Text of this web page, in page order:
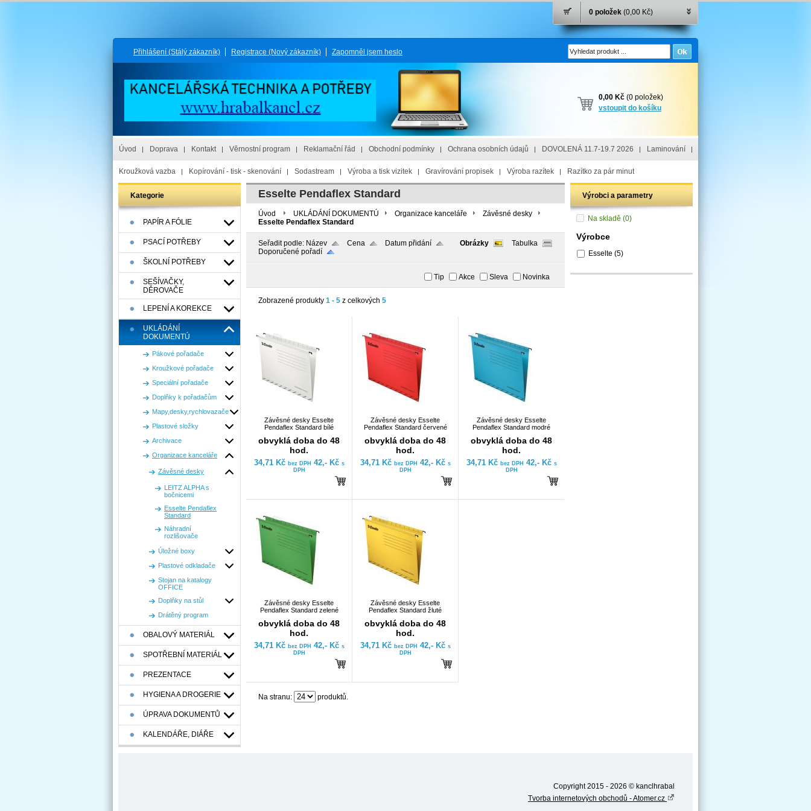
0 položek (0,00 Kč)
Přihlášení (Stálý zákazník) Registrace (Nový zákazník) Zapomněl jsem heslo
0,00 Kč (0 položek)
vstoupit do košíku
Úvod Doprava Kontakt Věrnostní program Reklamační řád Obchodní podmínky Ochrana osobních údajů DOVOLENÁ 11.7-19.7 2026 Laminování
Kroužková vazba Kopírování - tisk - skenování Sodastream Výroba a tisk vizitek Gravírování propisek Výroba razítek Razítko za pár minut
Kategorie
PAPÍR A FÓLIE
PSACÍ POTŘEBY
ŠKOLNÍ POTŘEBY
SEŠÍVAČKY,
DĚROVAČE
LEPENÍ A KOREKCE
UKLÁDÁNÍ
DOKUMENTÚ
Pákové pořadače
Kroužkové pořadače
Speciální pořadače
Doplňky k pořadačům
Mapy,desky,rychlovazače
Plastové složky
Archivace
Organizace kanceláře
Závěsné desky
LEITZ ALPHA s
bočnicemi
Esselte Pendaflex
Standard
Náhradní
rozlišovače
Úložné boxy
Plastové odkladače
Stojan na katalogy
OFFICE
Doplňky na stůl
Drátěný program
OBALOVÝ MATERIÁL
SPOTŘEBNÍ MATERIÁL
PREZENTACE
HYGIENA A DROGERIE
ÚPRAVA DOKUMENTŮ
KALENDÁŘE, DIÁŘE
Esselte Pendaflex Standard
Úvod UKLÁDÁNÍ DOKUMENTÚ Organizace kanceláře
Závěsné desky
Esselte Pendaflex Standard
Seřadit podle: Název Cena
Datum přidání
Doporučené pořadí
Obrázky Tabulka
Tip Akce Sleva Novinka
Zobrazené produkty 1 - 5 z celkových 5
Závěsné desky Esselte
Pendaflex Standard bílé
obvyklá doba do 48
hod.
34,71 Kč bez DPH 42,- Kč s
DPH
Závěsné desky Esselte
Pendaflex Standard červené
obvyklá doba do 48
hod.
34,71 Kč bez DPH 42,- Kč s
DPH
Závěsné desky Esselte
Pendaflex Standard modré
obvyklá doba do 48
hod.
34,71 Kč bez DPH 42,- Kč s
DPH
Závěsné desky Esselte
Pendaflex Standard zelené
obvyklá doba do 48
hod.
34,71 Kč bez DPH 42,- Kč s
DPH
Závěsné desky Esselte
Pendaflex Standard žluté
obvyklá doba do 48
hod.
34,71 Kč bez DPH 42,- Kč s
DPH
Na stranu: produktů.
Výrobci a parametry
Na skladě (0)
Výrobce
Esselte (5)
Copyright 2015 - 2026 © kanclhrabal
Tvorba internetových obchodů - Atomer.cz